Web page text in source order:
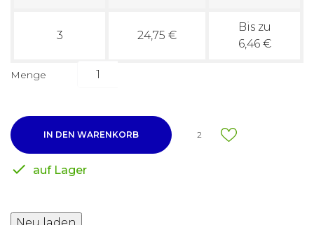
3 24,75 €
Bis zu
6,46 €
Menge
IN DEN WARENKORB 2
 auf Lager